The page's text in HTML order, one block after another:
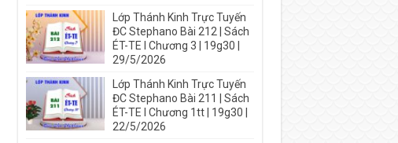
Lớp Thánh Kinh Trực Tuyến
ĐC Stephano Bài 212 | Sách
ÉT-TE I Chương 3 | 19g30 |
29/5/2026
Lớp Thánh Kinh Trực Tuyến
ĐC Stephano Bài 211 | Sách
ÉT-TE I Chương 1tt | 19g30 |
22/5/2026